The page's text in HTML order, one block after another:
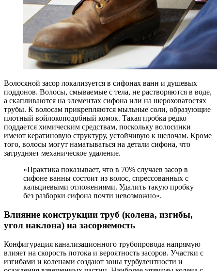
Волосяной засор локализуется в сифонах ванн и душевых
поддонов. Волосы, смываемые с тела, не растворяются в воде,
а скапливаются на элементах сифона или на шероховатостях
трубы. К волосам прикрепляются мыльные соли, образующие
плотный войлокоподобный комок. Такая пробка редко
поддается химическим средствам, поскольку волосинки
имеют кератиновую структуру, устойчивую к щелочам. Кроме
того, волосы могут наматываться на детали сифона, что
затрудняет механическое удаление.
«Практика показывает, что в 70% случаев засор в
сифоне ванны состоит из волос, спрессованных с
кальциевыми отложениями. Удалить такую пробку
без разборки сифона почти невозможно».
Влияние конструкции труб (колена, изгибы,
угол наклона) на засоряемость
Конфигурация канализационного трубопровода напрямую
влияет на скорость потока и вероятность засоров. Участки с
изгибами и коленами создают зоны турбулентности и